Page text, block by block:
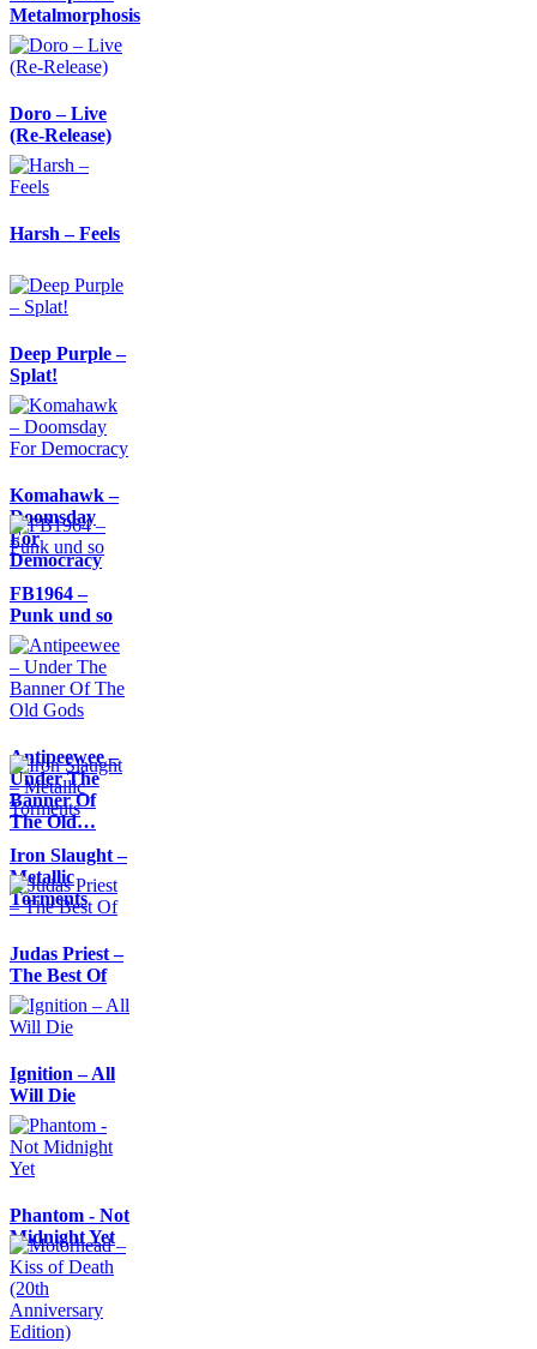
Metalmorphosis
Doro – Live
(Re-Release)
Harsh – Feels
Deep Purple –
Splat!
Komahawk –
Doomsday
For
Democracy
FB1964 –
Punk und so
Antipeewee –
Under The
Banner Of
The Old…
Iron Slaught –
Metallic
Torments
Judas Priest –
The Best Of
Ignition – All
Will Die
Phantom - Not
Midnight Yet